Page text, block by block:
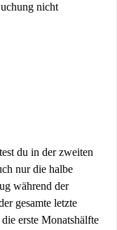
nicht
du in der zweiten
nur die halbe
während der
gesamte letzte
erste Monatshälfte